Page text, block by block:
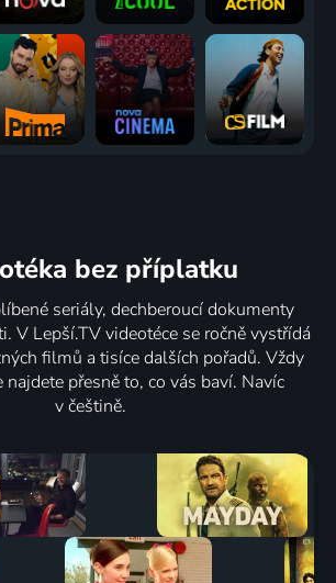
bez příplatku
seriály, dechberoucí dokumenty
V Lepší.TV videotéce se ročně vystřídá
filmů a tisíce dalších pořadů. Vždy
přesně to, co vás baví. Navíc
v češtině.